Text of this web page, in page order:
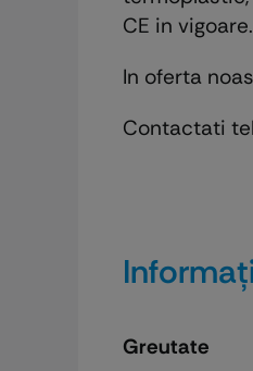
CE in vigoare.
In oferta
Contactati
Greutate